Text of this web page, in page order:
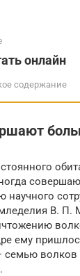
онлайн
содержание
В. П.
ему
волков